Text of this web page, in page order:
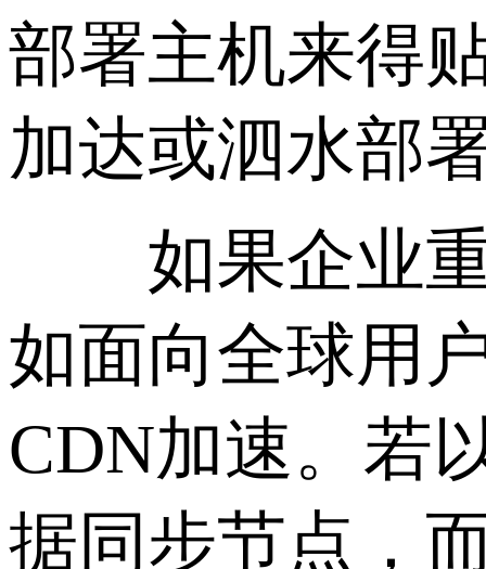
部署主机来得
加达或泗水部
如果企业重
如面向全球用
CDN加速。若
据同步节点，